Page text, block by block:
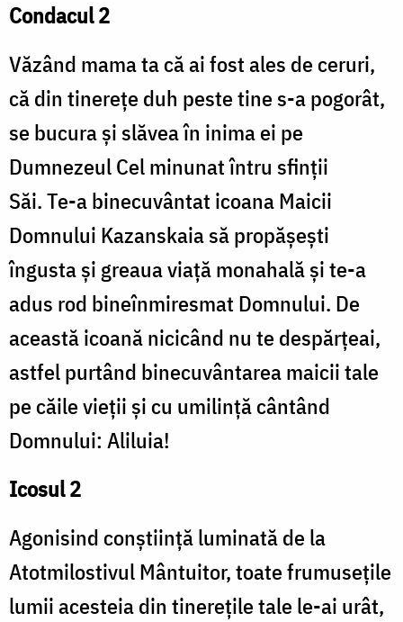
Condacul 2
Văzând mama ta că ai fost ales de ceruri,
că din tinerețe duh peste tine s-a pogorât,
se bucura și slăvea în inima ei pe
Dumnezeul Cel minunat întru sfinții
Săi. Te-a binecuvântat icoana Maicii
Domnului Kazanskaia să propășești
îngusta și greaua viață monahală și te-a
adus rod bineînmiresmat Domnului. De
această icoană nicicând nu te despărțeai,
astfel purtând binecuvântarea maicii tale
pe căile vieții și cu umilință cântând
Domnului: Aliluia!
Icosul 2
Agonisind conștiință luminată de la
Atotmilostivul Mântuitor, toate frumusețile
lumii acesteia din tinerețile tale le-ai urât,